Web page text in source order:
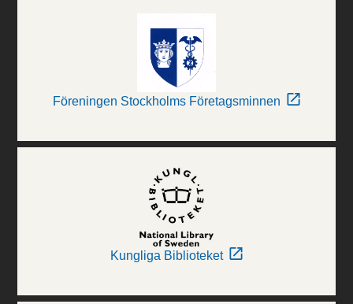
Föreningen Stockholms Företagsminnen
Kungliga Biblioteket